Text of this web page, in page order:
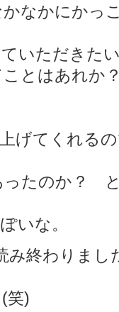
なかにかっ
いただきた
とはあれか
げてくれる
ったのか？
いな。
終わりまし
笑)